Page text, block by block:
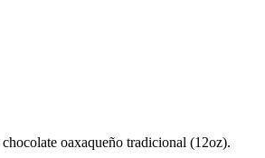
oaxaqueño tradicional (12oz).